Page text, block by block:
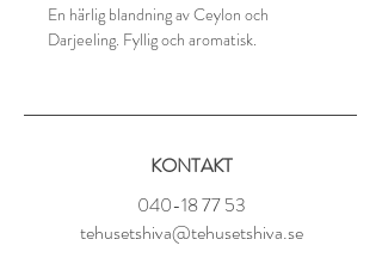
En härlig blandning av Ceylon och
Darjeeling. Fyllig och aromatisk.
Svart te från Sri Lanka och Indien
Låt dra i 3-4 minuter
KONTAKT
040-18 77 53
tehusetshiva@tehusetshiva.se